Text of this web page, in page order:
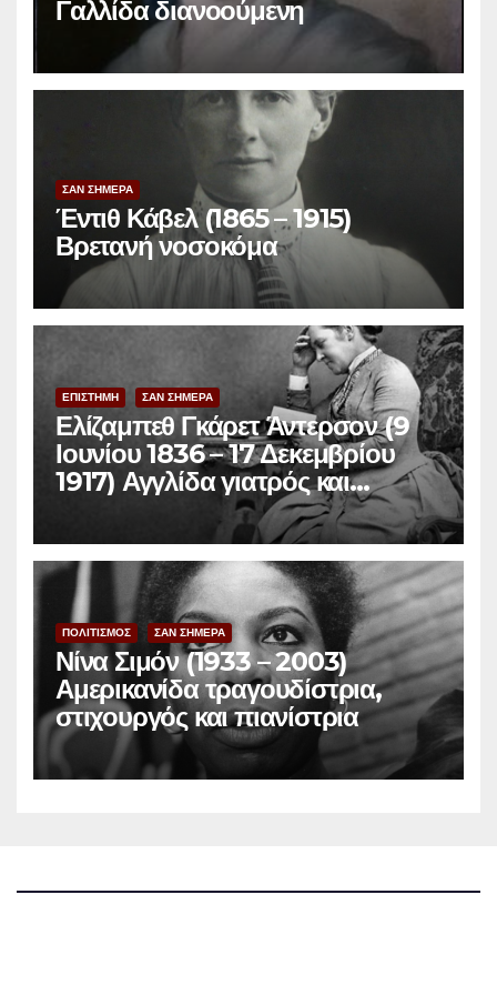
Γαλλίδα διανοούμενη
ΣΑΝ ΣΗΜΕΡΑ
Έντιθ Κάβελ (1865 – 1915)
Βρετανή νοσοκόμα
ΕΠΙΣΤΗΜΗ ΣΑΝ ΣΗΜΕΡΑ
Ελίζαμπεθ Γκάρετ Άντερσον (9
Ιουνίου 1836 – 17 Δεκεμβρίου
1917) Αγγλίδα γιατρός και
ΠΟΛΙΤΙΣΜΟΣ ΣΑΝ ΣΗΜΕΡΑ
Νίνα Σιμόν (1933 – 2003)
Αμερικανίδα τραγουδίστρια,
στιχουργός και πιανίστρια